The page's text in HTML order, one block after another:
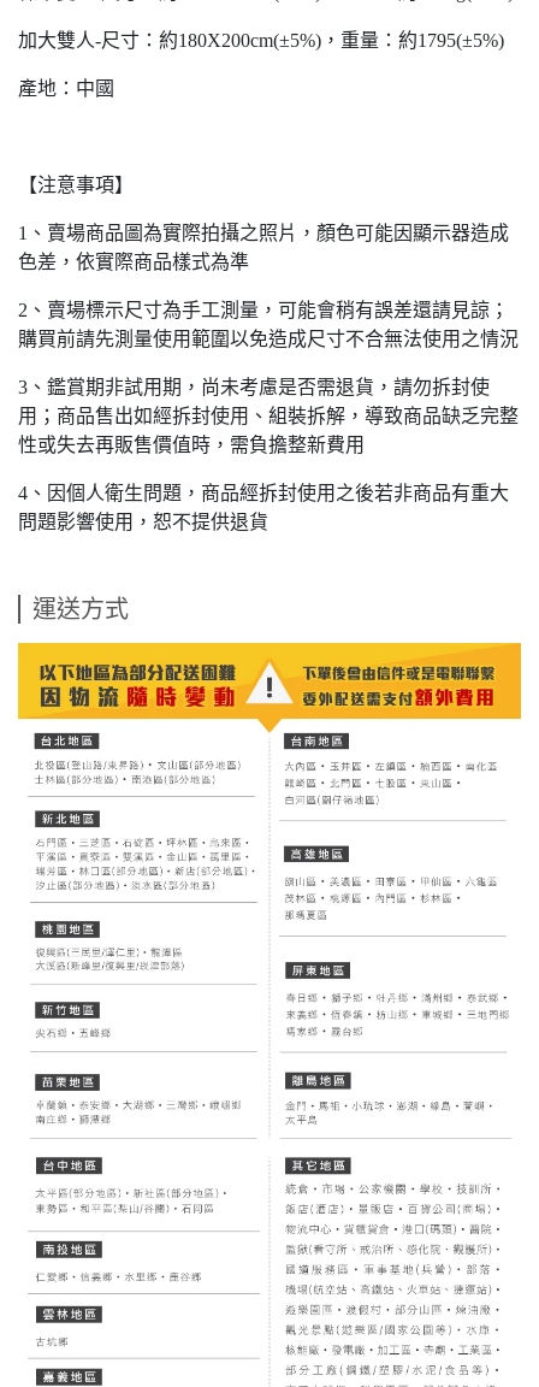
加大雙人-尺寸：約180X200cm(±5%)，重量：約1795(±5%)
產地：中國
【注意事項】
1、賣場商品圖為實際拍攝之照片，顏色可能因顯示器造成
色差，依實際商品樣式為準
2、賣場標示尺寸為手工測量，可能會稍有誤差還請見諒；
購買前請先測量使用範圍以免造成尺寸不合無法使用之情況
3、鑑賞期非試用期，尚未考慮是否需退貨，請勿拆封使
用；商品售出如經拆封使用、組裝拆解，導致商品缺乏完整
性或失去再販售價值時，需負擔整新費用
4、因個人衛生問題，商品經拆封使用之後若非商品有重大
問題影響使用，恕不提供退貨
運送方式